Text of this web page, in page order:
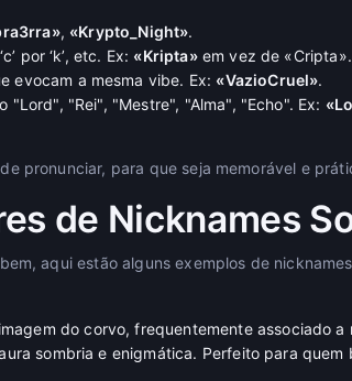
, «Krypto_Night».
por ‘k’, etc. Ex: «Kripta»em vez de «Cripta».
evocam a mesma vibe. Ex: «VazioCruel».
"Lord", "Rei", "Mestre", "Alma", "Echo". Ex:
pronunciar, para que seja memorável e
de Nicknames
aqui estão alguns exemplos de
do corvo, frequentemente associado a
sombria e enigmática. Perfeito para